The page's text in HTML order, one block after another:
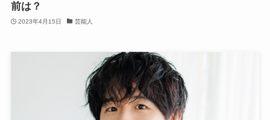
前は？
2023年4月15日 芸能人